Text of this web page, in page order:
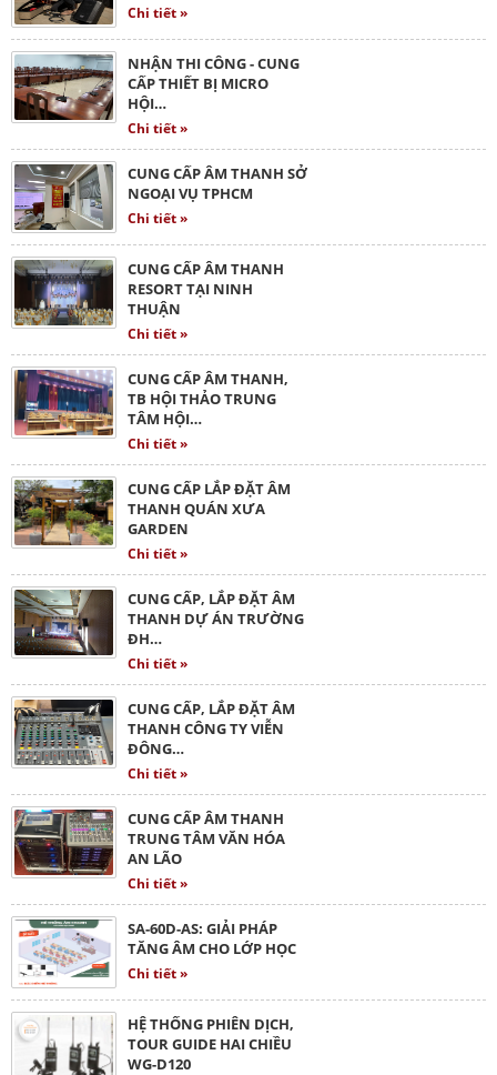
Chi tiết »
NHẬN THI CÔNG - CUNG
CẤP THIẾT BỊ MICRO
HỘI…
Chi tiết »
CUNG CẤP ÂM THANH SỞ
NGOẠI VỤ TPHCM
Chi tiết »
CUNG CẤP ÂM THANH
RESORT TẠI NINH
THUẬN
Chi tiết »
CUNG CẤP ÂM THANH,
TB HỘI THẢO TRUNG
TÂM HỘI…
Chi tiết »
CUNG CẤP LẮP ĐẶT ÂM
THANH QUÁN XƯA
GARDEN
Chi tiết »
CUNG CẤP, LẮP ĐẶT ÂM
THANH DỰ ÁN TRƯỜNG
ĐH…
Chi tiết »
CUNG CẤP, LẮP ĐẶT ÂM
THANH CÔNG TY VIỄN
ĐÔNG…
Chi tiết »
CUNG CẤP ÂM THANH
TRUNG TÂM VĂN HÓA
AN LÃO
Chi tiết »
SA-60D-AS: GIẢI PHÁP
TĂNG ÂM CHO LỚP HỌC
Chi tiết »
HỆ THỐNG PHIÊN DỊCH,
TOUR GUIDE HAI CHIỀU
WG-D120